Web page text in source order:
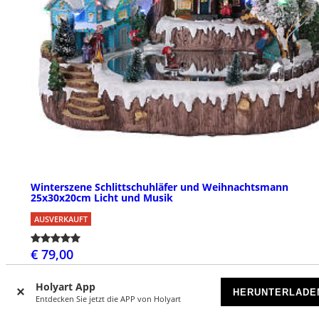
Holyart App
Entdecken Sie jetzt die APP von Holyart
Winterszene Schlittschuhläfer und Weihnachtsmann
25x30x20cm Licht und Musik
AUSVERKAUFT
€ 79,00